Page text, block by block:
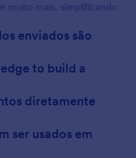
muito mais, simplificando
enviados são
to build a
diretamente
ser usados em